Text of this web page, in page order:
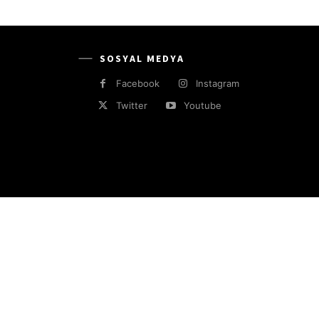
SOSYAL MEDYA
Facebook
Instagram
Twitter
Youtube